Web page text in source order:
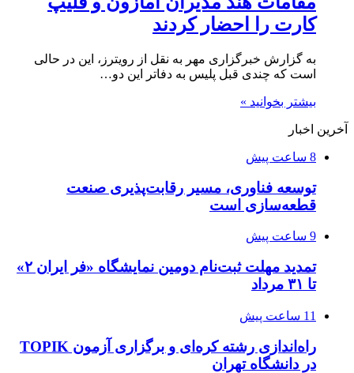
کارت را احضار کردند
به گزارش خبرگزاری مهر به نقل از رویترز، این در حالی
است که چندی قبل پلیس به دفاتر این دو…
بیشتر بخوانید »
آخرین اخبار
8 ساعت پیش
توسعه فناوری، مسیر رقابت‌پذیری صنعت
قطعه‌سازی است
9 ساعت پیش
تمدید مهلت ثبت‌نام دومین نمایشگاه «فر ایران ۲»
تا ۳۱ مرداد
11 ساعت پیش
راه‌اندازی رشته کره‌ای و برگزاری آزمون TOPIK
در دانشگاه تهران